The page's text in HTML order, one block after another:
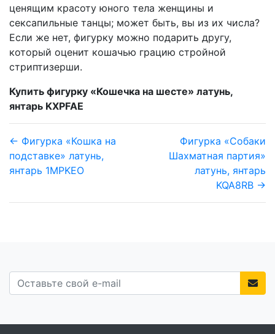
ценящим красоту юного тела женщины и
сексапильные танцы; может быть, вы из их числа?
Если же нет, фигурку можно подарить другу,
который оценит кошачью грацию стройной
стриптизерши.
Купить фигурку «Кошечка на шесте» латунь,
янтарь KXPFAE
← Фигурка «Кошка на
подставке» латунь,
янтарь 1MPKEO
Фигурка «Собаки
Шахматная партия»
латунь, янтарь
KQA8RB →